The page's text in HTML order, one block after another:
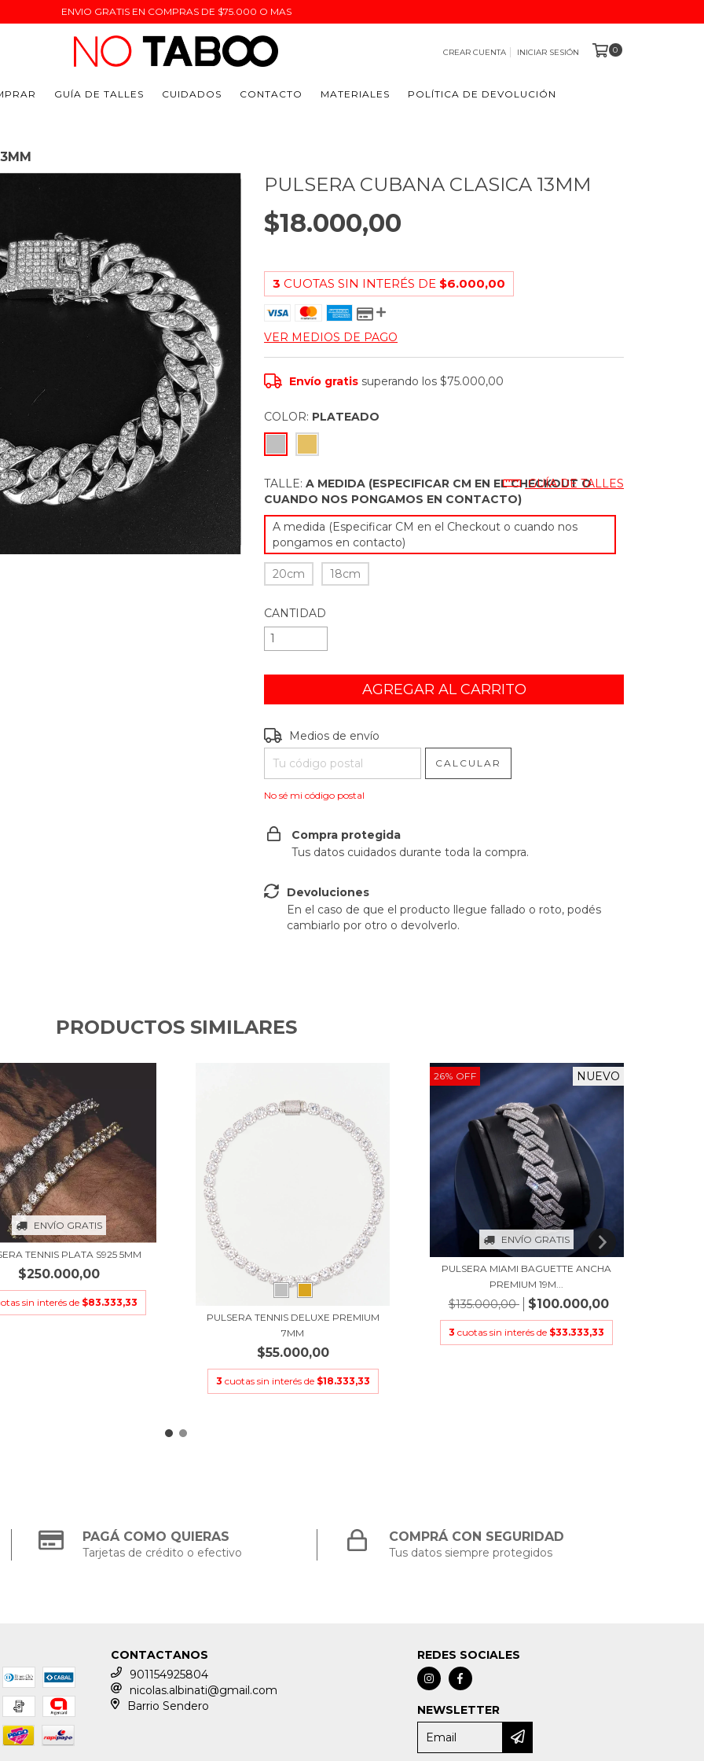
ENVIO GRATIS EN COMPRAS DE $75.000 O MAS
CREAR CUENTA INICIAR SESIÓN 0
GUÍA DE TALLES CUIDADOS CONTACTO MATERIALES POLÍTICA DE DEVOLUCIÓN
PULSERA CUBANA CLASICA 13MM
$18.000,00
3 CUOTAS SIN INTERÉS DE $6.000,00
VER MEDIOS DE PAGO
Envío gratis superando los$75.000,00
COLOR: PLATEADO
TALLE: A MEDIDA (ESPECIFICAR CM EN EL CHECKOUT O
CUANDO NOS PONGAMOS EN CONTACTO)
GUÍA DE TALLES
A medida (Especificar CM en el Checkout o cuando nos
pongamos en contacto)
20cm 18cm
CANTIDAD
Entregas para el CP:
Medios de envío
CALCULAR
No sé mi código postal
Compra protegida
Tus datos cuidados durante toda la compra.
Devoluciones
En el caso de que el producto llegue fallado o roto, podés
cambiarlo por otro o devolverlo.
PRODUCTOS SIMILARES
ENVÍO GRATIS
TENNIS PLATA S925 5MM
$250.000,00
sin interés de $83.333,33
PULSERA TENNIS DELUXE PREMIUM
7MM
$55.000,00
3 cuotas sin interés de $18.333,33
26% OFF
ENVÍO GRATIS
NUEVO
PULSERA MIAMI BAGUETTE ANCHA
PREMIUM 19M...
$135.000,00 $100.000,00
3 cuotas sin interés de $33.333,33
PAGÁ COMO QUIERAS
Tarjetas de crédito o efectivo
COMPRÁ CON SEGURIDAD
Tus datos siempre protegidos
CONTACTANOS
901154925804
nicolas.albinati@gmail.com
Barrio Sendero
REDES SOCIALES
NEWSLETTER